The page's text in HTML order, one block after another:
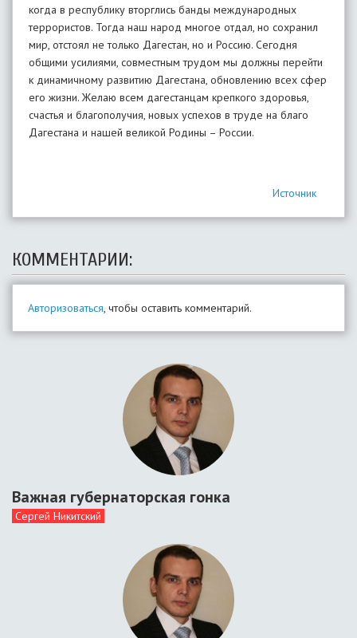
когда в республику вторглись банды международных
террористов. Тогда наш народ многое отдал, но сохранил
мир, отстоял не только Дагестан, но и Россию. Сегодня
общими усилиями, совместным трудом мы должны перейти
к динамичному развитию Дагестана, обновлению всех сфер
его жизни. Желаю всем дагестанцам крепкого здоровья,
счастья и благополучия, новых успехов в труде на благо
Дагестана и нашей великой Родины – России.
Источник
КОММЕНТАРИИ:
Авторизоваться, чтобы оставить комментарий.
Важная губернаторская гонка
Сергей Никитский